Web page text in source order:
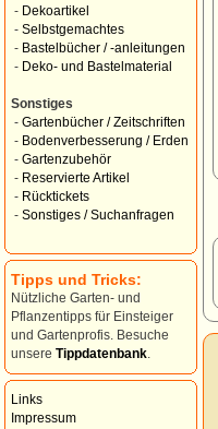
- Dekoartikel
- Selbstgemachtes
- Bastelbücher / -anleitungen
- Deko- und Bastelmaterial
Sonstiges
- Gartenbücher / Zeitschriften
- Bodenverbesserung / Erden
- Gartenzubehör
- Reservierte Artikel
- Rücktickets
- Sonstiges / Suchanfragen
Tipps und Tricks:
Nützliche Garten- und
Pflanzentipps für Einsteiger
und Gartenprofis. Besuche
unsere Tippdatenbank
Links
Impressum